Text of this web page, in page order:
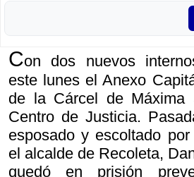
Con dos nuevos
este lunes el Anexo
de la Cárcel de Máxima
Centro de Justicia.
esposado y escoltado
el alcalde de Recoleta,
quedó en prisión